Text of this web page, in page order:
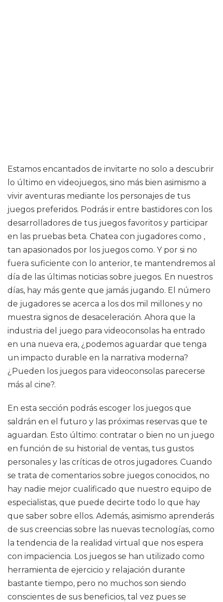
Estamos encantados de invitarte no solo a descubrir
lo último en videojuegos, sino más bien asimismo a
vivir aventuras mediante los personajes de tus
juegos preferidos. Podrás ir entre bastidores con los
desarrolladores de tus juegos favoritos y participar
en las pruebas beta. Chatea con jugadores como ,
tan apasionados por los juegos como. Y por si no
fuera suficiente con lo anterior, te mantendremos al
día de las últimas noticias sobre juegos. En nuestros
días, hay más gente que jamás jugando. El número
de jugadores se acerca a los dos mil millones y no
muestra signos de desaceleración. Ahora que la
industria del juego para videoconsolas ha entrado
en una nueva era, ¿podemos aguardar que tenga
un impacto durable en la narrativa moderna?
¿Pueden los juegos para videoconsolas parecerse
más al cine?.
En esta sección podrás escoger los juegos que
saldrán en el futuro y las próximas reservas que te
aguardan. Esto último: contratar o bien no un juego
en función de su historial de ventas, tus gustos
personales y las críticas de otros jugadores. Cuando
se trata de comentarios sobre juegos conocidos, no
hay nadie mejor cualificado que nuestro equipo de
especialistas, que puede decirte todo lo que hay
que saber sobre ellos. Además, asimismo aprenderás
de sus creencias sobre las nuevas tecnologías, como
la tendencia de la realidad virtual que nos espera
con impaciencia. Los juegos se han utilizado como
herramienta de ejercicio y relajación durante
bastante tiempo, pero no muchos son siendo
conscientes de sus beneficios, tal vez pues se